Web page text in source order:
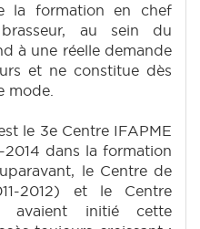
la formation en chef
brasseur, au sein du
à une réelle demande
et ne constitue dès
mode.
le 3e Centre IFAPME
2014 dans la formation
le Centre de
2012) et le Centre
avaient initié cette